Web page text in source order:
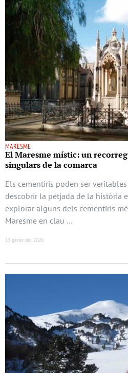
MARESME
El Maresme místic: un
singulars de la comarca
Els cementiris poden ser
descobrir la petjada de la història
explorar alguns dels cementiris
Maresme en clau …
13 gener del 2026